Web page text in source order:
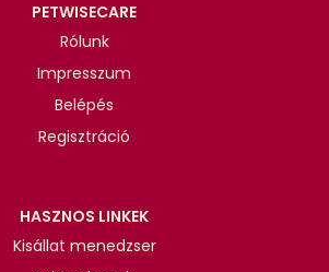
PETWISECARE
Rólunk
Impresszum
Belépés
Regisztráció
HASZNOS LINKEK
Kisállat menedzser